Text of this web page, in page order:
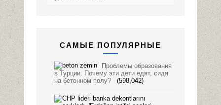
САМЫЕ ПОПУЛЯРНЫЕ
Проблемы образования
в Турции. Почему эти дети едят, сидя
на бетонном полу?
(598,042)